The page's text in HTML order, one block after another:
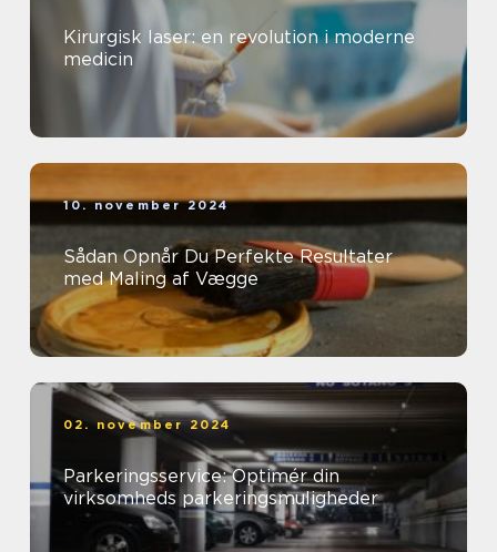
Kirurgisk laser: en revolution i moderne
medicin
10. november 2024
Sådan Opnår Du Perfekte Resultater
med Maling af Vægge
02. november 2024
Parkeringsservice: Optimér din
virksomheds parkeringsmuligheder